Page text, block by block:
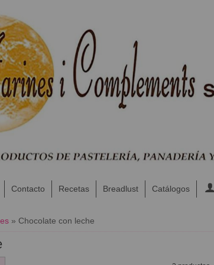
Contacto Recetas Breadlust Catálogos
» Chocolate con leche